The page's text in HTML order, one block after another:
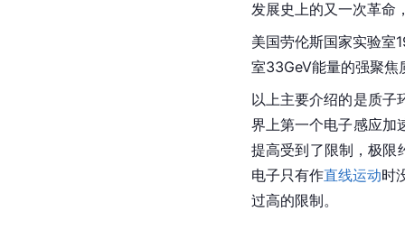
发展史上的又一次革命
美国劳伦斯国家实验室
室33GeV能量的强聚焦
以上主要介绍的是质子
界上第一个电子感应加
提高受到了限制，极限
电子只有作直线运动时
过高的限制。